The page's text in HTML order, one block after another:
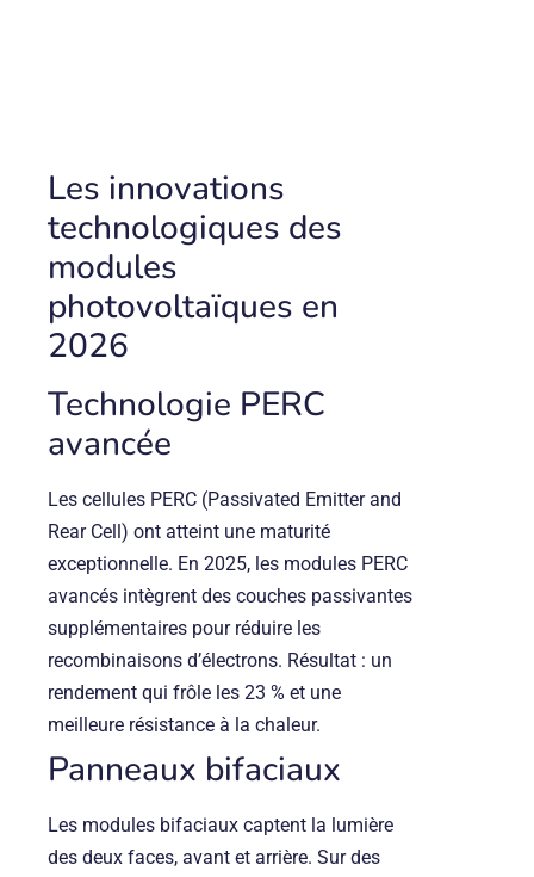
Les innovations
technologiques des
modules
photovoltaïques en
2026
Technologie PERC
avancée
Les cellules PERC (Passivated Emitter and
Rear Cell) ont atteint une maturité
exceptionnelle. En 2025, les modules PERC
avancés intègrent des couches passivantes
supplémentaires pour réduire les
recombinaisons d’électrons. Résultat : un
rendement qui frôle les 23 % et une
meilleure résistance à la chaleur.
Panneaux bifaciaux
Les modules bifaciaux captent la lumière
des deux faces, avant et arrière. Sur des